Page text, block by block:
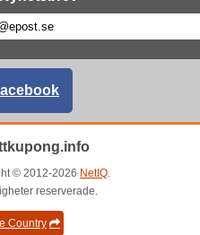
© 2012-2026 NetIQ.
reserverade.
Country